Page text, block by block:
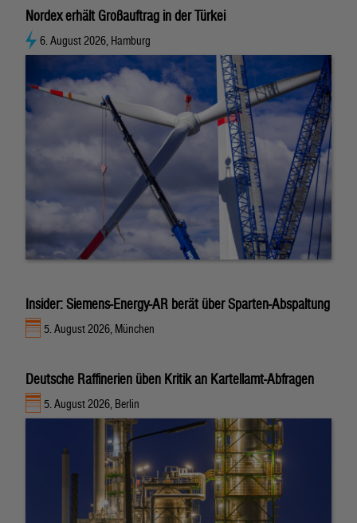
Nordex erhält Großauftrag in der Türkei
6. August 2026, Hamburg
Insider: Siemens-Energy-AR berät über Sparten-Abspaltung
5. August 2026, München
Deutsche Raffinerien üben Kritik an Kartellamt-Abfragen
5. August 2026, Berlin